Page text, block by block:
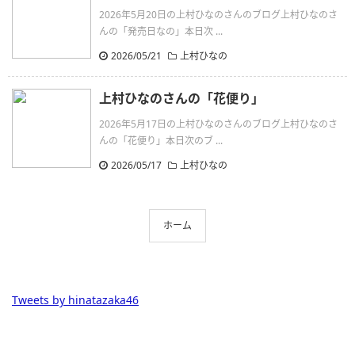
2026年5月20日の上村ひなのさんのブログ上村ひなのさ
んの「発売日なの」本日次 ...
2026/05/21
上村ひなの
上村ひなのさんの「花便り」
2026年5月17日の上村ひなのさんのブログ上村ひなのさ
んの「花便り」本日次のブ ...
2026/05/17
上村ひなの
ホーム
Tweets by hinatazaka46